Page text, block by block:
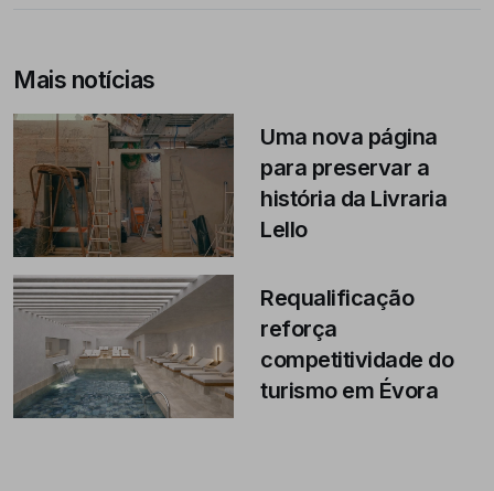
Mais notícias
Uma nova página
para preservar a
história da Livraria
Lello
Requalificação
reforça
competitividade do
turismo em Évora